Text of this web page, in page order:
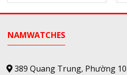
NAMWATCHES
389 Quang Trung, Phường